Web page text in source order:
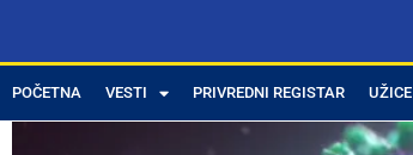
POČETNA VESTI PRIVREDNI REGISTAR UŽICE